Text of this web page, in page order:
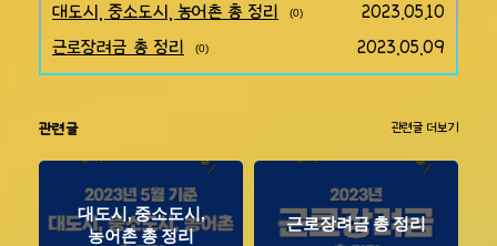
대도시, 중소도시, 농어촌 총 정리 (0) 2023.05.10
근로장려금 총 정리 (0) 2023.05.09
관련글 관련글 더보기
대도시, 중소도시,
농어촌 총 정리
근로장려금 총 정리